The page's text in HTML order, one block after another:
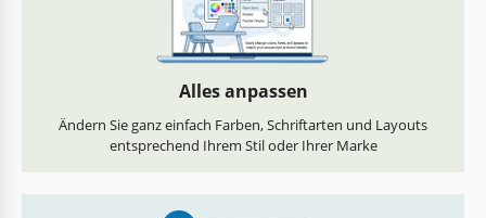
Alles anpassen
Ändern Sie ganz einfach Farben, Schriftarten und Layouts
entsprechend Ihrem Stil oder Ihrer Marke